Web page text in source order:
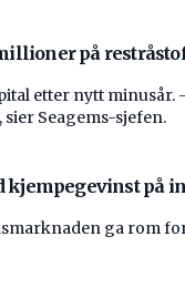
på
etter nytt minusår.
Seagems-sjefen.
kjempegevinst på
ga rom